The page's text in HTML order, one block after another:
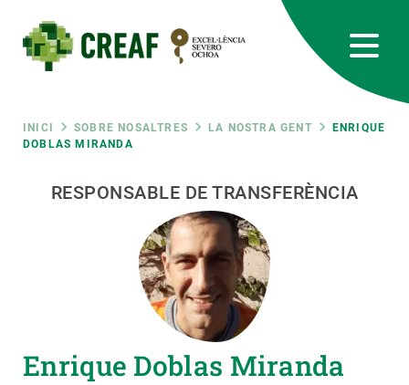
contingut
Fil
d'ariadna
INICI SOBRE NOSALTRES LA NOSTRA GENT
ENRIQUE
DOBLAS MIRANDA
RESPONSABLE DE TRANSFERÈNCIA
Enrique Doblas Miranda
RRSS
Featured
responsive
Responsive
CIÈNCIA EN ACCIÓ